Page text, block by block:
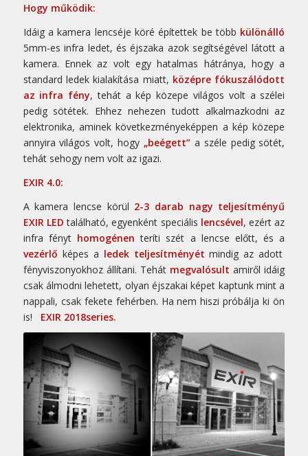
Hogy működik:
Idáig a kamera lencséje köré építettek be több különálló
5mm-es infra ledet, és éjszaka azok segítségével látott a
kamera. Ennek az volt egy hatalmas hátránya, hogy a
standard ledek kialakítása miatt, középre fókuszálódott
az infra fény, tehát a kép közepe világos volt a szélei
pedig sötétek. Ehhez nehezen tudott alkalmazkodni az
elektronika, aminek következményeképpen a kép közepe
annyira világos volt, hogy „beégett” a széle pedig sötét,
tehát sehogy nem volt az igazi.
EXIR 4.0:
A kamera lencse körül 2-3 darab nagy teljesítményű
EXIR LEDtalálható, egyenként speciális lencsével, ezért az
infra fényt homogénen teríti szét a lencse előtt, és a
vezérlő képes a ledek teljesítményét mindig az adott
fényviszonyokhoz állítani. Tehát megvalósult amiről idáig
csak álmodni lehetett, olyan éjszakai képet kaptunk mint a
nappali, csak fekete fehérben. Ha nem hiszi próbálja ki ön
is!
EXIR 2018series.